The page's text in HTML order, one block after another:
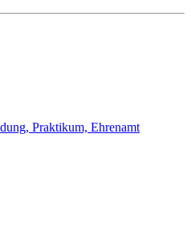
Praktikum, Ehrenamt